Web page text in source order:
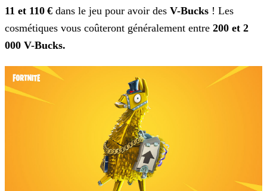
11 et 110 € dans le jeu pour avoir des V-Bucks ! Les
cosmétiques vous coûteront généralement entre 200 et 2
000 V-Bucks.